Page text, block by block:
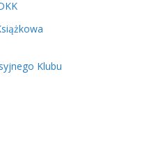
Klubu